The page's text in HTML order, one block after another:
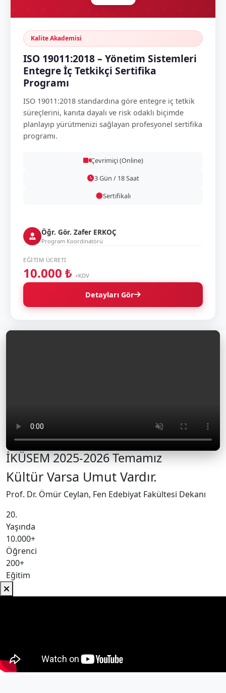
Kalite Akademisi
ISO 19011:2018 – Yönetim Sistemleri
Entegre İç Tetkikçi Sertifika
Programı
ISO 19011:2018 standardına göre entegre iç tetkik
süreçlerini, kanıta dayalı ve risk odaklı biçimde
planlayıp yürütmenizi sağlayan profesyonel sertifika
programı.
Çevrimiçi (Online)
3 Gün / 18 Saat
Sertifikalı
Öğr. Gör. Zafer ERKOÇ
Program Koordinatörü
EĞITIM ÜCRETI
10.000 ₺ +KDV
Detayları Gör
İKÜSEM 2025-2026 Temamız
Kültür Varsa Umut Vardır.
Prof. Dr. Ömür Ceylan, Fen Edebiyat Fakültesi Dekanı
20.
Yaşında
10.000+
Öğrenci
200+
Eğitim